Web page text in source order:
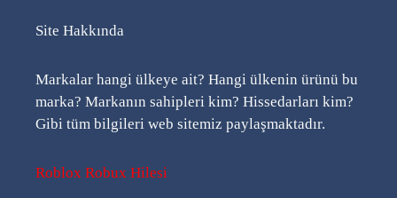
Site Hakkında
Markalar hangi ülkeye ait? Hangi ülkenin ürünü bu
marka? Markanın sahipleri kim? Hissedarları kim?
Gibi tüm bilgileri web sitemiz paylaşmaktadır.
Roblox Robux Hilesi